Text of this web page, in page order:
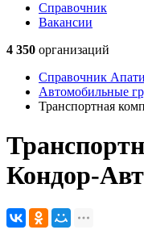
Справочник
Вакансии
4 350 организаций
Справочник
Автомобильные
Транспортная
Кондор-